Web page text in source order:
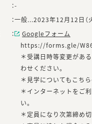
：-
：一般...2023年12月12日（
：
Googleフォーム
https://forms.gle/
＊受講日時等変更が
わせください。
＊見学についてもこち
＊インターネットをご
い。
＊定員になり次第締め